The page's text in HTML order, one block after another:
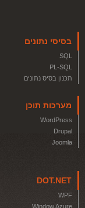
בסיסי נתונים
SQL
PL-SQL
תכנון בסיס נתונים
מערכות תוכן
WordPress
Drupal
Joomla
DOT.NET
WPF
Window Azure